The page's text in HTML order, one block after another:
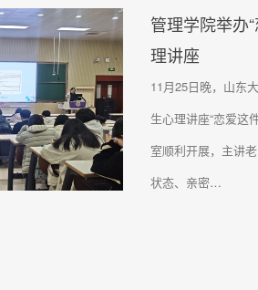
管理学院举办“
理讲座
11月25日晚，山东
生心理讲座“恋爱这
室顺利开展，主讲
状态、亲密…